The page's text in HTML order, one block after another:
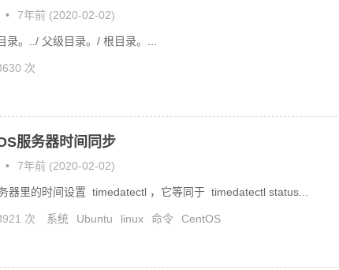
• 7年前 (2020-02-02)
录。../ 父级目录。/ 根目录。...
次
服务器时间同步
• 7年前 (2020-02-02)
器里的时间设置 timedatectl ，它等同于 timedatectl status...
次 系统 Ubuntu linux 命令 CentOS